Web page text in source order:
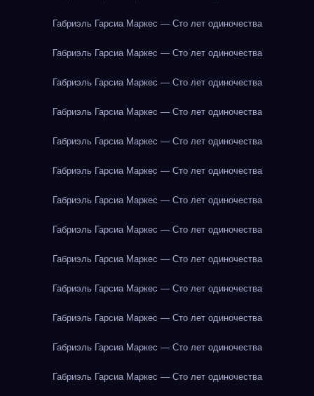
Габриэль Гарсиа Маркес — Сто лет одиночества
Габриэль Гарсиа Маркес — Сто лет одиночества
Габриэль Гарсиа Маркес — Сто лет одиночества
Габриэль Гарсиа Маркес — Сто лет одиночества
Габриэль Гарсиа Маркес — Сто лет одиночества
Габриэль Гарсиа Маркес — Сто лет одиночества
Габриэль Гарсиа Маркес — Сто лет одиночества
Габриэль Гарсиа Маркес — Сто лет одиночества
Габриэль Гарсиа Маркес — Сто лет одиночества
Габриэль Гарсиа Маркес — Сто лет одиночества
Габриэль Гарсиа Маркес — Сто лет одиночества
Габриэль Гарсиа Маркес — Сто лет одиночества
Габриэль Гарсиа Маркес — Сто лет одиночества